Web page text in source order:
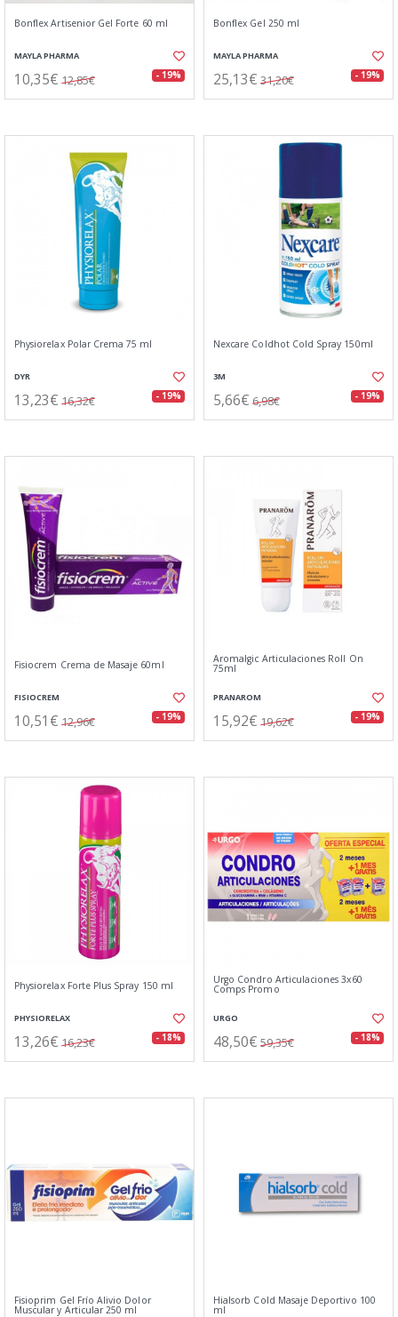
Bonflex Artisenior Gel Forte 60 ml
MAYLA PHARMA
10,35€ 12,85€ - 19%
Bonflex Gel 250 ml
MAYLA PHARMA
25,13€ 31,20€ - 19%
Physiorelax Polar Crema 75 ml
DYR
13,23€ 16,32€ - 19%
Nexcare Coldhot Cold Spray 150ml
3M
5,66€ 6,98€ - 19%
Fisiocrem Crema de Masaje 60ml
FISIOCREM
10,51€ 12,96€ - 19%
Aromalgic Articulaciones Roll On
75ml
PRANAROM
15,92€ 19,62€ - 19%
Physiorelax Forte Plus Spray 150 ml
PHYSIORELAX
13,26€ 16,23€ - 18%
Urgo Condro Articulaciones 3x60
Comps Promo
URGO
48,50€ 59,35€ - 18%
Fisioprim Gel Frío Alivio Dolor
Muscular y Articular 250 ml
Hialsorb Cold Masaje Deportivo 100
ml